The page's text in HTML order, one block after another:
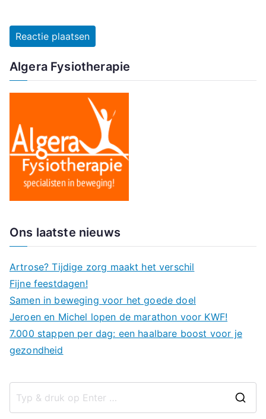
Algera Fysiotherapie
Ons laatste nieuws
Artrose? Tijdige zorg maakt het verschil
Fijne feestdagen!
Samen in beweging voor het goede doel
Jeroen en Michel lopen de marathon voor KWF!
7.000 stappen per dag: een haalbare boost voor je
gezondheid